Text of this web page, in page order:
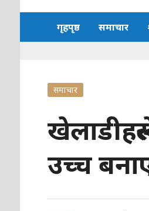
गृहपृष्ठ समाचार
समाचार
उच्च